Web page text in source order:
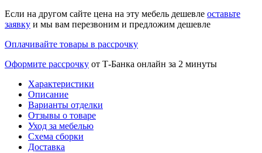
Если на другом сайте цена на эту мебель дешевле оставьте
заявку и мы вам перезвоним и предложим дешевле
Оплачивайте товары в рассрочку
Оформите рассрочку от Т-Банка онлайн за 2 минуты
Характеристики
Описание
Варианты отделки
Отзывы о товаре
Уход за мебелью
Схема сборки
Доставка